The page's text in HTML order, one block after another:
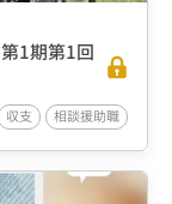
1期第1回
収支 相談援助職